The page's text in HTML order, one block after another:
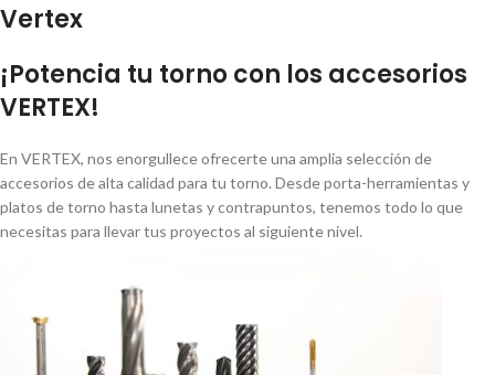
Vertex
¡Potencia tu torno con los accesorios
VERTEX!
En VERTEX, nos enorgullece ofrecerte una amplia selección de
accesorios de alta calidad para tu torno. Desde porta-herramientas y
platos de torno hasta lunetas y contrapuntos, tenemos todo lo que
necesitas para llevar tus proyectos al siguiente nivel.